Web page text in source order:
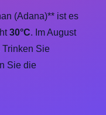
(Adana)** ist es
30°C. Im August
Trinken Sie
Sie die